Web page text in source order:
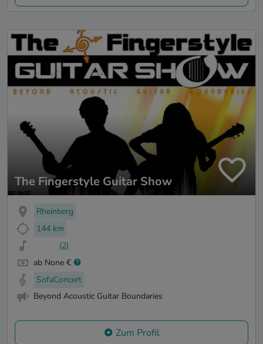
The Fingerstyle Guitar Show
Rheinberg
144 km
(2)
ab None €
SofaConcert
Beyond Acoustic Guitar Boundaries
Zum Profil